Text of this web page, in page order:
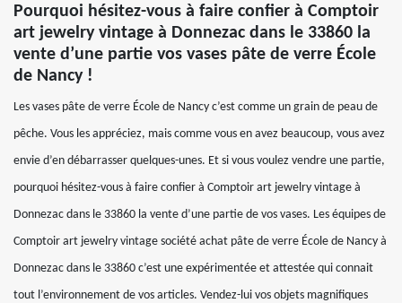
Pourquoi hésitez-vous à faire confier à Comptoir
art jewelry vintage à Donnezac dans le 33860 la
vente d’une partie vos vases pâte de verre École
de Nancy !
Les vases pâte de verre École de Nancy c’est comme un grain de peau de
pêche. Vous les appréciez, mais comme vous en avez beaucoup, vous avez
envie d’en débarrasser quelques-unes. Et si vous voulez vendre une partie,
pourquoi hésitez-vous à faire confier à Comptoir art jewelry vintage à
Donnezac dans le 33860 la vente d’une partie de vos vases. Les équipes de
Comptoir art jewelry vintage société achat pâte de verre École de Nancy à
Donnezac dans le 33860 c’est une expérimentée et attestée qui connait
tout l’environnement de vos articles. Vendez-lui vos objets magnifiques